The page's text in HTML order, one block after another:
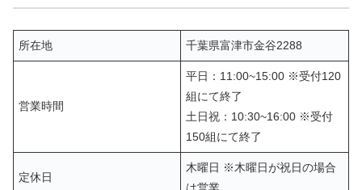
所在地 千葉県富津市金谷2288
営業時間
平日：11:00~15:00 ※受付120
組にて終了
土日祝：10:30~16:00 ※受付
150組にて終了
定休日
木曜日 ※木曜日が祝日の場合
は営業